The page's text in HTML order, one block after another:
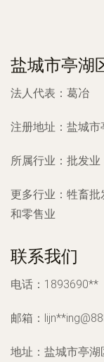
盐城市亭湖
法人代表： 葛冶
注册地址： 盐城市
所属行业： 批发业
更多行业： 牲畜批
和零售业
联系我们
电话：1893690**
邮箱：lijn**
地址：盐城市亭湖